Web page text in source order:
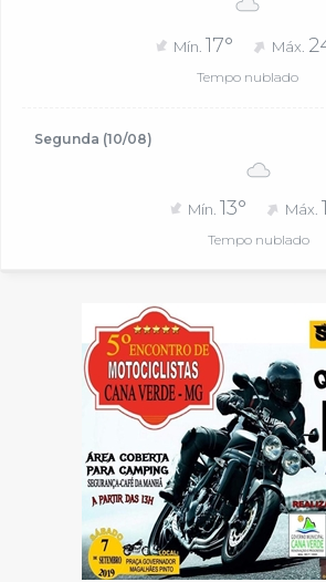
Mín. 17° Máx.
Tempo nublado
Segunda (10/08)
Mín. 13° Máx.
Tempo nublado